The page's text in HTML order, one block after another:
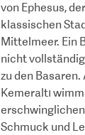
von Ephesus,
klassischen
Mittelmeer. Ein
nicht
zu den
Kemeraltı
Schmuck und